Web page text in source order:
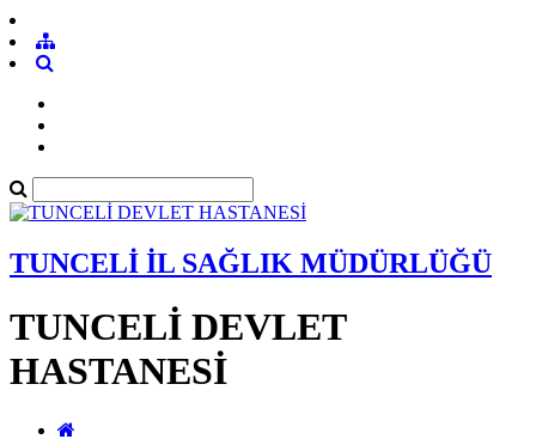
TUNCELİ İL SAĞLIK MÜDÜRLÜĞÜ
TUNCELİ DEVLET
HASTANESİ